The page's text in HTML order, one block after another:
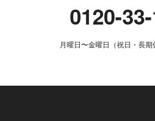
0120-
月曜日〜金曜日（祝日・長期